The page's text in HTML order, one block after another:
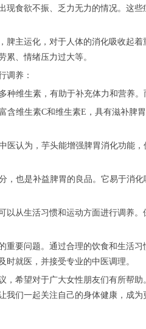
现食欲不振、乏力无力的情况。这
脾主运化，对于人体的消化吸收起
累、情绪压力过大等。
调养：
种维生素，有助于补充体力和营养
含维生素C和维生素E，具有滋补脾
医认为，芋头能增强脾胃消化功能
，也是补益脾胃的良品。它易于消
以从生活习惯和运动方面进行调养
重要问题。通过合理的饮食和生活
就医，并接受专业的中医调理。
，希望对于广大女性朋友们有所帮
们一起关注自己的身体健康，成为